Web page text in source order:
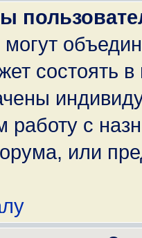
состоять
работу с
или